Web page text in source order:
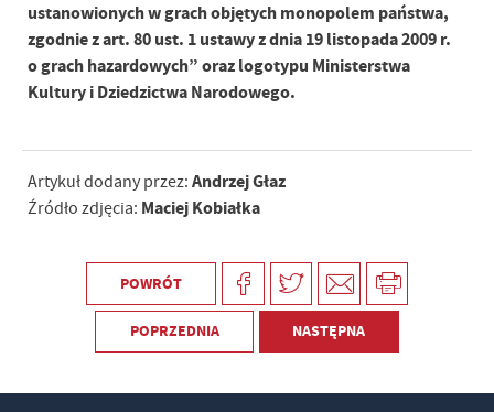
ustanowionych w grach objętych monopolem państwa,
zgodnie z art. 80 ust. 1 ustawy z dnia 19 listopada 2009 r.
o grach hazardowych” oraz logotypu Ministerstwa
Kultury i Dziedzictwa Narodowego.
Artykuł dodany przez: Andrzej Głaz
Źródło zdjęcia: Maciej Kobiałka
POWRÓT
POPRZEDNIA NASTĘPNA